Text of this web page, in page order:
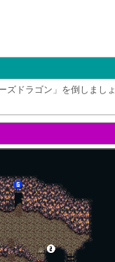
ズドラゴン」を倒しましょ